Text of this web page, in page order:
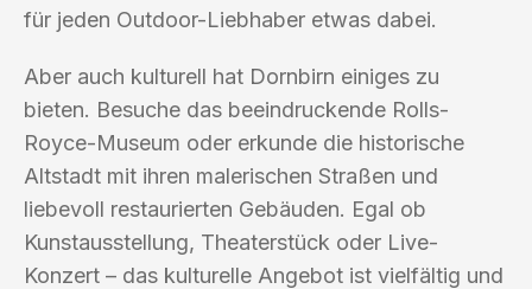
für jeden Outdoor-Liebhaber etwas dabei.
Aber auch kulturell hat Dornbirn einiges zu
bieten. Besuche das beeindruckende Rolls-
Royce-Museum oder erkunde die historische
Altstadt mit ihren malerischen Straßen und
liebevoll restaurierten Gebäuden. Egal ob
Kunstausstellung, Theaterstück oder Live-
Konzert – das kulturelle Angebot ist vielfältig und